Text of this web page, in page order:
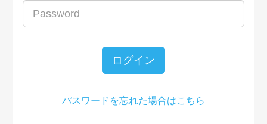
ログイン
パスワードを忘れた場合はこちら